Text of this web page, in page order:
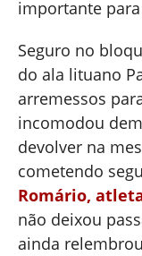
importante
Seguro no
do ala lituano
arremessos
incomodou
devolver na
cometendo
Romário,
não deixou
ainda